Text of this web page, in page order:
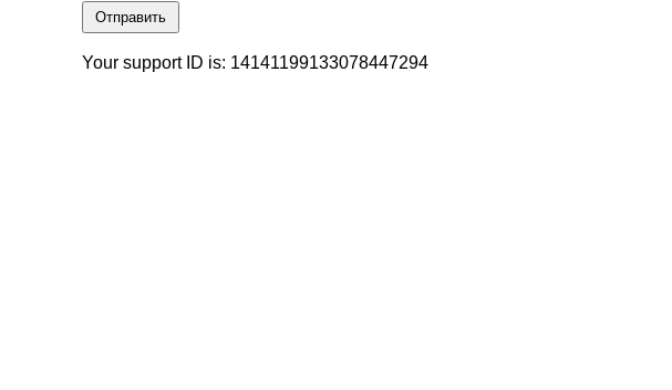
Отправить
Your support ID is: 14141199133078447294